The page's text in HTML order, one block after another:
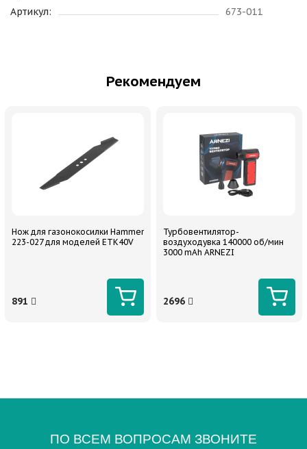
Артикул:
673-011
Рекомендуем
Нож для газонокосилки Hammer
223-027 для моделей ETK40V
891
Турбовентилятор-
воздуходувка 140000 об/мин
3000 mAh ARNEZI
2696
ПО ВСЕМ ВОПРОСАМ ЗВОНИТЕ